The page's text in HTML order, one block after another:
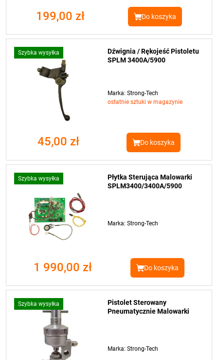
199,00 zł Do koszyka
Szybka wysyłka
Dźwignia / Rękojeść Pistoletu
SPLM 3400A/5900
Marka: Strong-Tech
ostatnie sztuki w magazynie
45,00 zł Do koszyka
Szybka wysyłka
Płytka Sterująca Malowarki
SPLM3400/3400A/5900
Marka: Strong-Tech
1 990,00 zł Do koszyka
Szybka wysyłka
Pistolet Sterowany
Pneumatycznie Malowarki
Marka: Strong-Tech